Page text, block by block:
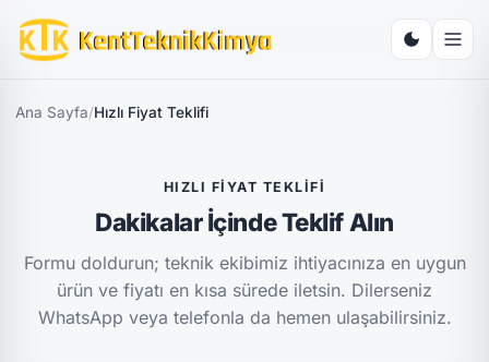
Ana Sayfa/Hızlı Fiyat Teklifi
HIZLI FIYAT TEKLIFI
Dakikalar İçinde Teklif Alın
Formu doldurun; teknik ekibimiz ihtiyacınıza en uygun
ürün ve fiyatı en kısa sürede iletsin. Dilerseniz
WhatsApp veya telefonla da hemen ulaşabilirsiniz.